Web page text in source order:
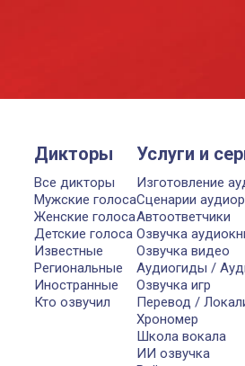
Дикторы
Все дикторы
Мужские голоса
Женские голоса
Детские голоса
Известные
Региональные
Иностранные
Кто озвучил
Услуги и
Изготовление
Сценарии
Автоответчики
Озвучка
Озвучка видео
Аудиогиды /
Озвучка игр
Перевод /
Хрономер
Школа вокала
ИИ озвучка